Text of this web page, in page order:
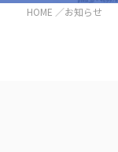
HOME ／お知らせ